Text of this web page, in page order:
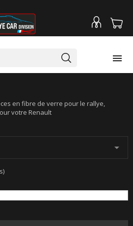

en fibre de verre pour le rallye,
votre Renault
